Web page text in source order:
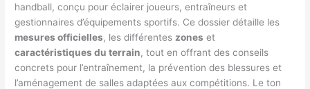
handball, conçu pour éclairer joueurs, entraîneurs et
gestionnaires d’équipements sportifs. Ce dossier détaille les
mesures officielles, les différentes zones et
caractéristiques du terrain, tout en offrant des conseils
concrets pour l’entraînement, la prévention des blessures et
l’aménagement de salles adaptées aux compétitions. Le ton